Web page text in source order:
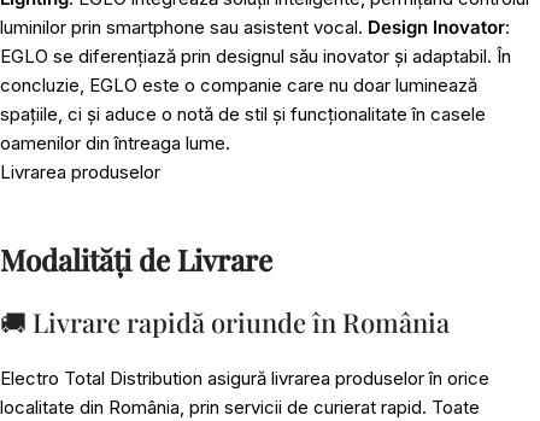
luminilor prin smartphone sau asistent vocal. Design Inovator:
EGLO se diferențiază prin designul său inovator și adaptabil. În
concluzie, EGLO este o companie care nu doar luminează
spațiile, ci și aduce o notă de stil și funcționalitate în casele
oamenilor din întreaga lume.
Livrarea produselor
Modalități de Livrare
🚚 Livrare rapidă oriunde în România
Electro Total Distribution asigură livrarea produselor în orice
localitate din România, prin servicii de curierat rapid. Toate